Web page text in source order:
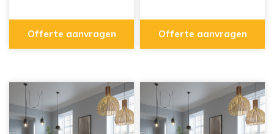
Offerte aanvragen Offerte aanvragen